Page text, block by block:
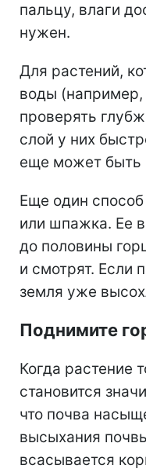
пальцу, влаги
нужен.
Для растений,
воды
проверять
слой у них
еще может быть
Еще один
или шпажка. Ее
до половины
и смотрят. Если
земля уже
Поднимите
Когда растение
становится
что почва
высыхания
всасывается